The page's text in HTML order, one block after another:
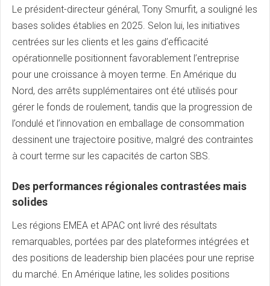
Le président-directeur général, Tony Smurfit, a souligné les
bases solides établies en 2025. Selon lui, les initiatives
centrées sur les clients et les gains d’efficacité
opérationnelle positionnent favorablement l’entreprise
pour une croissance à moyen terme. En Amérique du
Nord, des arrêts supplémentaires ont été utilisés pour
gérer le fonds de roulement, tandis que la progression de
l’ondulé et l’innovation en emballage de consommation
dessinent une trajectoire positive, malgré des contraintes
à court terme sur les capacités de carton SBS.
Des performances régionales contrastées mais
solides
Les régions EMEA et APAC ont livré des résultats
remarquables, portées par des plateformes intégrées et
des positions de leadership bien placées pour une reprise
du marché. En Amérique latine, les solides positions